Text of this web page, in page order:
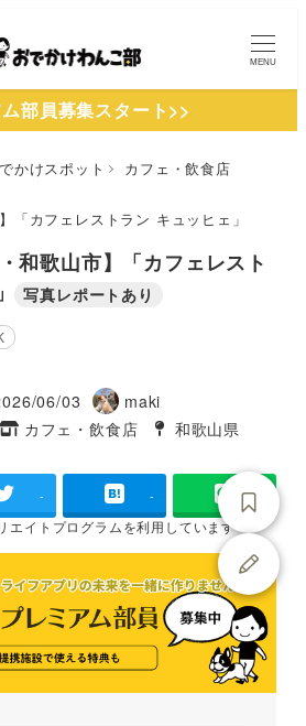
MENU
部員募集スタート>>
かけスポット
カフェ・飲食店
「カフェレストラン キュッヒェ」
和歌山市】「カフェレスト
写真レポートあり
06/03
著
者
maki
タグ
カフェ・飲食店
タグ
和歌山県
- -
エイトプログラムを利用しています